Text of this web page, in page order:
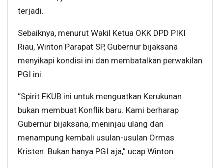
terjadi.
Sebaiknya, menurut Wakil Ketua OKK DPD PIKI
Riau, Winton Parapat SP, Gubernur bijaksana
menyikapi kondisi ini dan membatalkan perwakilan
PGI ini.
“Spirit FKUB ini untuk menguatkan Kerukunan
bukan membuat Konflik baru. Kami berharap
Gubernur bijaksana, meninjau ulang dan
menampung kembali usulan-usulan Ormas
Kristen. Bukan hanya PGI aja,” ucap Winton.